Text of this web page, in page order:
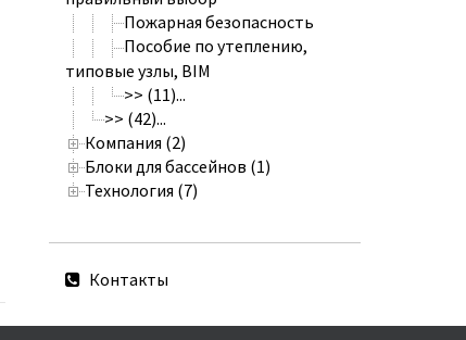
Пожарная безопасность
Пособие по утеплению,
типовые узлы, BIM
>> (11)...
>> (42)...
Компания (2)
Блоки для бассейнов (1)
Технология (7)
Контакты